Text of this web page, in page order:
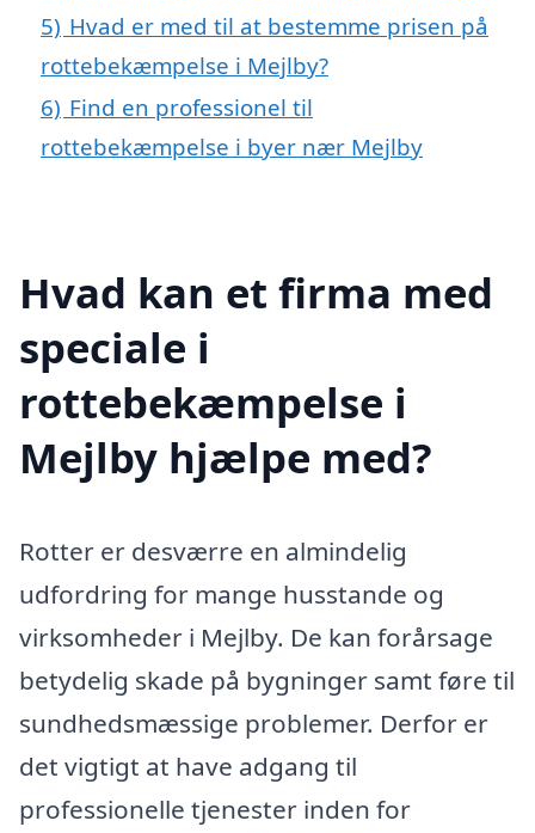
5) Hvad er med til at bestemme prisen på
rottebekæmpelse i Mejlby?
6) Find en professionel til
rottebekæmpelse i byer nær Mejlby
Hvad kan et firma med
speciale i
rottebekæmpelse i
Mejlby hjælpe med?
Rotter er desværre en almindelig
udfordring for mange husstande og
virksomheder i Mejlby. De kan forårsage
betydelig skade på bygninger samt føre til
sundhedsmæssige problemer. Derfor er
det vigtigt at have adgang til
professionelle tjenester inden for